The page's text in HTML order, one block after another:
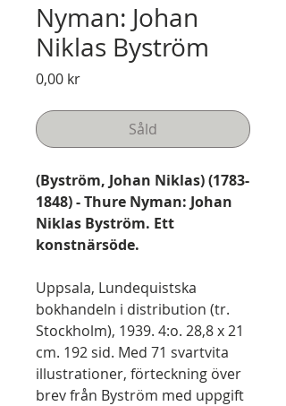
Nyman: Johan
Niklas Byström
0,00 krPris
Såld
(Byström, Johan Niklas) (1783-
1848) - Thure Nyman: Johan
Niklas Byström. Ett
konstnärsöde.
Uppsala, Lundequistska
bokhandeln i distribution (tr.
Stockholm), 1939. 4:o. 28,8 x 21
cm. 192 sid. Med 71 svartvita
illustrationer, förteckning över
brev från Byström med uppgift